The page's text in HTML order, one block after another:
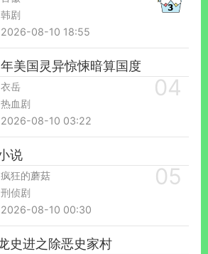
剧
2026-08-10 18:55
美国灵异惊悚暗算国度
岳
血剧
2026-08-10 03:22
说
狂的蘑菇
侦剧
2026-08-10 00:30
史进之除恶史家村